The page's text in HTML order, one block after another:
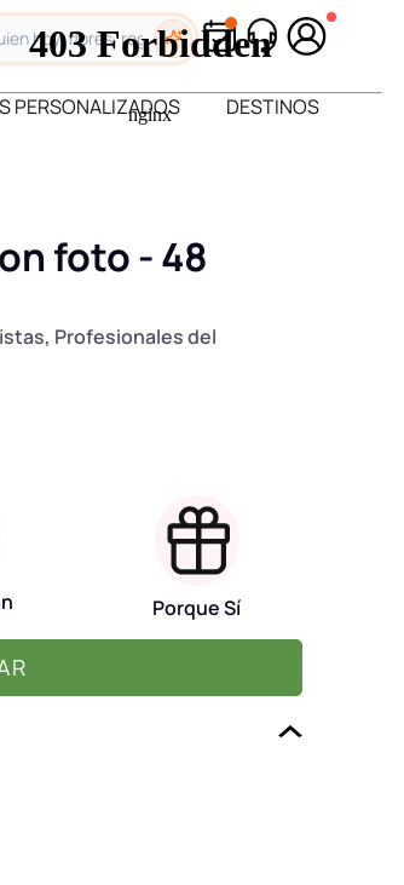
PERSONALIZADOS DESTINOS
foto - 48
Profesionales del
Porque Sí